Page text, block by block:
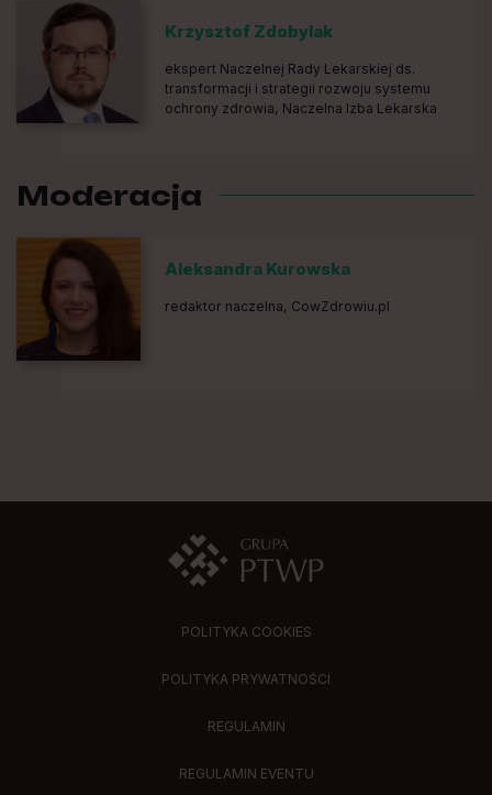
Krzysztof Zdobylak
ekspert Naczelnej Rady Lekarskiej ds.
transformacji i strategii rozwoju systemu
ochrony zdrowia, Naczelna Izba Lekarska
Moderacja
Aleksandra Kurowska
redaktor naczelna, CowZdrowiu.pl
POLITYKA COOKIES
POLITYKA PRYWATNOŚCI
REGULAMIN
REGULAMIN EVENTU